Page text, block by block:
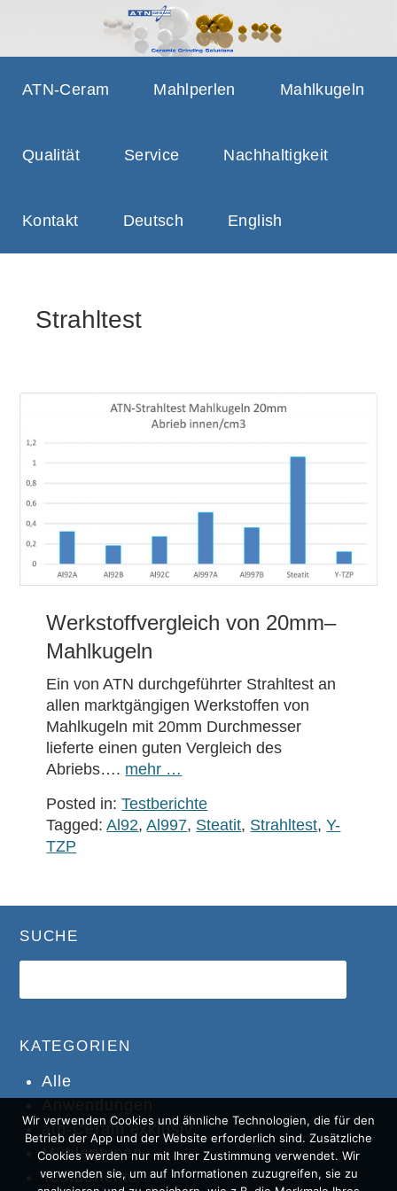
ATN-CERAM CERAMIC
GRINDING SOLUTIONS
GRINDING SOLUTIONS, GRINDING
BEADS, GRINDING SAFETY
ATN-Ceram Mahlperlen Mahlkugeln
Qualität Service Nachhaltigkeit
Kontakt Deutsch English
Strahltest
Werkstoffvergleich von 20mm–
Mahlkugeln
Ein von ATN durchgeführter Strahltest an
allen marktgängigen Werkstoffen von
Mahlkugeln mit 20mm Durchmesser
lieferte einen guten Vergleich des
Abriebs…. mehr …
Posted in:Testberichte
Tagged:Al92,Al997, Steatit, Strahltest,Y-
TZP
SUCHE
KATEGORIEN
Alle
atn-Ceram exklusiv
Mühlentypen
Testberichte
Wir verwenden Cookies und ähnliche Technologien, die für den
Betrieb der App und der Website erforderlich sind. Zusätzliche
Cookies werden nur mit Ihrer Zustimmung verwendet. Wir
verwenden sie, um auf Informationen zuzugreifen, sie zu